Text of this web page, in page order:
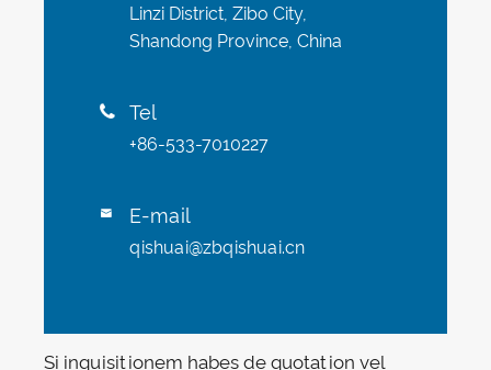
Linzi District, Zibo City,
Shandong Province, China
 Tel
+86-533-7010227
 E-mail
qishuai@zbqishuai.cn
Si inquisitionem habes de quotation vel